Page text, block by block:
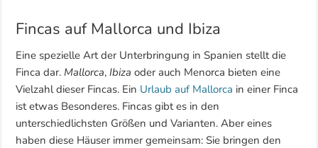
Fincas auf Mallorca und Ibiza
Eine spezielle Art der Unterbringung in Spanien stellt die
Finca dar. Mallorca,Ibiza oder auch Menorca bieten eine
Vielzahl dieser Fincas. Ein Urlaub auf Mallorca in einer Finca
ist etwas Besonderes. Fincas gibt es in den
unterschiedlichsten Größen und Varianten. Aber eines
haben diese Häuser immer gemeinsam: Sie bringen den